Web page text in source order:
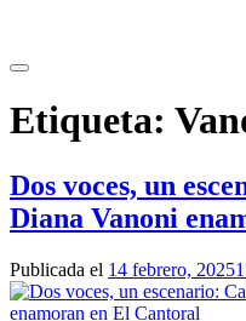
contenido
Etiqueta:
Dos voces, un
Diana Vanoni
Publicada el 14 febrero, 2025